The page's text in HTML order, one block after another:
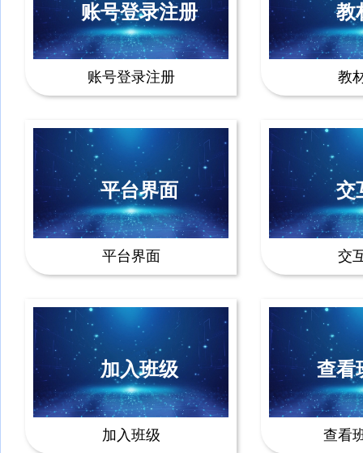
账号登录注册
账号登录注册
教
教
平台界面
平台界面
交
交
加入班级
加入班级
查看
查看